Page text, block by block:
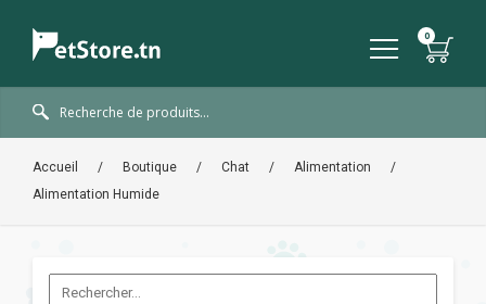
Accueil / Boutique / Chat / Alimentation
/
Alimentation Humide